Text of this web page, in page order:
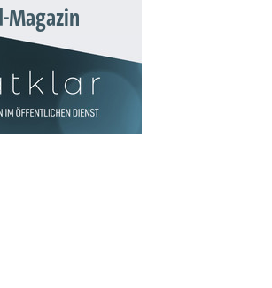
Magazin